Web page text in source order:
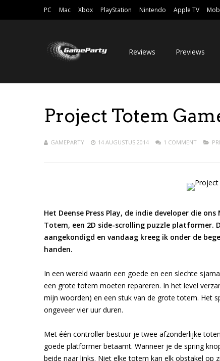
PC Mac Xbox PlayStation Nintendo Apple TV
Reviews Previews
Project Totem
GAMEPARTY 14 AUGUSTUS 2014 1 COMMENT
Het Deense Press Play, de indie developer die
Totem, een 2D side-scrolling puzzle platformer.
aangekondigd en vandaag kreeg ik onder de
handen.
In een wereld waarin een goede en een slechte
een grote totem moeten repareren. In het level
mijn woorden) en een stuk van de grote totem. Het
ongeveer vier uur duren.
Met één controller bestuur je twee afzonderlijke
goede platformer betaamt. Wanneer je de spring
beide naar links. Niet elke totem kan elk obstakel